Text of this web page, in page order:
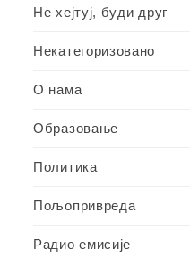
Не хејтуј, буди друг
Некатегоризовано
О нама
Образовање
Политика
Пољопривреда
Радио емисије